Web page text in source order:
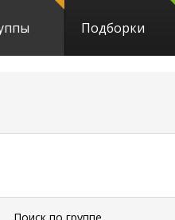
Подборки